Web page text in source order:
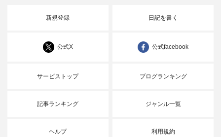
新規登録 日記を書く
公式X 公式facebook
サービストップ ブログランキング
記事ランキング ジャンル一覧
ヘルプ 利用規約